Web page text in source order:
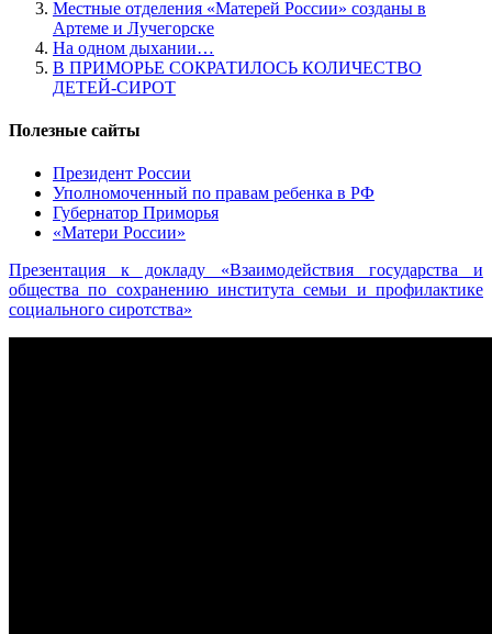
Местные отделения «Матерей России» созданы в
Артеме и Лучегорске
На одном дыхании…
В ПРИМОРЬЕ СОКРАТИЛОСЬ КОЛИЧЕСТВО
ДЕТЕЙ-СИРОТ
Полезные сайты
Президент России
Уполномоченный по правам ребенка в РФ
Губернатор Приморья
«Матери России»
Презентация к докладу «Взаимодействия государства и
общества по сохранению института семьи и профилактике
социального сиротства»